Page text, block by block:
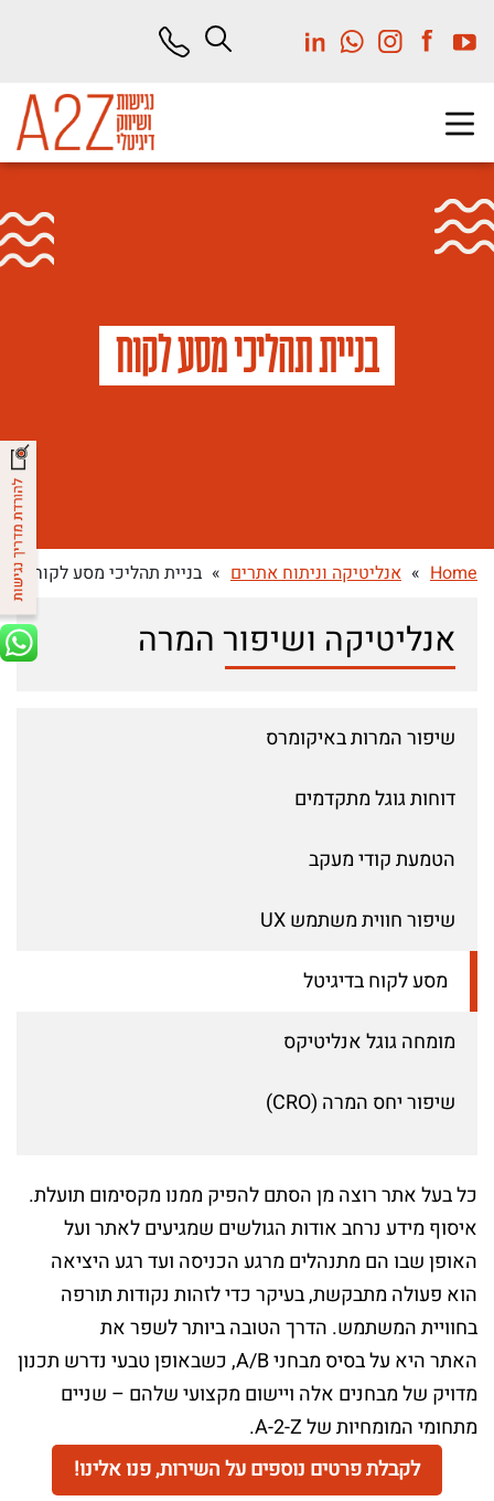
בניית תהליכי מסע לקוח
Home
» אנליטיקה וניתוח אתרים » בניית תהליכי מסע לקוח
אנליטיקה ושיפור המרה
שיפור המרות באיקומרס
דוחות גוגל מתקדמים
הטמעת קודי מעקב
שיפור חווית משתמש UX
מסע לקוח בדיגיטל
מומחה גוגל אנליטיקס
שיפור יחס המרה (CRO)
כל בעל אתר רוצה מן הסתם להפיק ממנו מקסימום תועלת.
איסוף מידע נרחב אודות הגולשים שמגיעים לאתר ועל
האופן שבו הם מתנהלים מרגע הכניסה ועד רגע היציאה
הוא פעולה מתבקשת, בעיקר כדי לזהות נקודות תורפה
בחוויית המשתמש. הדרך הטובה ביותר לשפר את
האתר היא על בסיס מבחני A/B, כשבאופן טבעי נדרש תכנון
מדויק של מבחנים אלה ויישום מקצועי שלהם – שניים
מתחומי המומחיות של A-2-Z.
לקבלת פרטים נוספים על השירות, פנו אלינו!